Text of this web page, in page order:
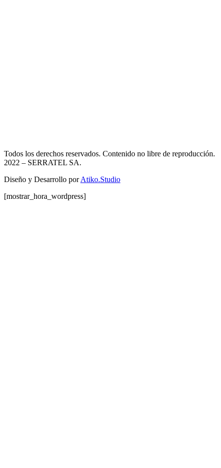
Todos los derechos reservados. Contenido no libre de reproducción.
2022 – SERRATEL SA.
Diseño y Desarrollo porAtiko.Studio
[mostrar_hora_wordpress]